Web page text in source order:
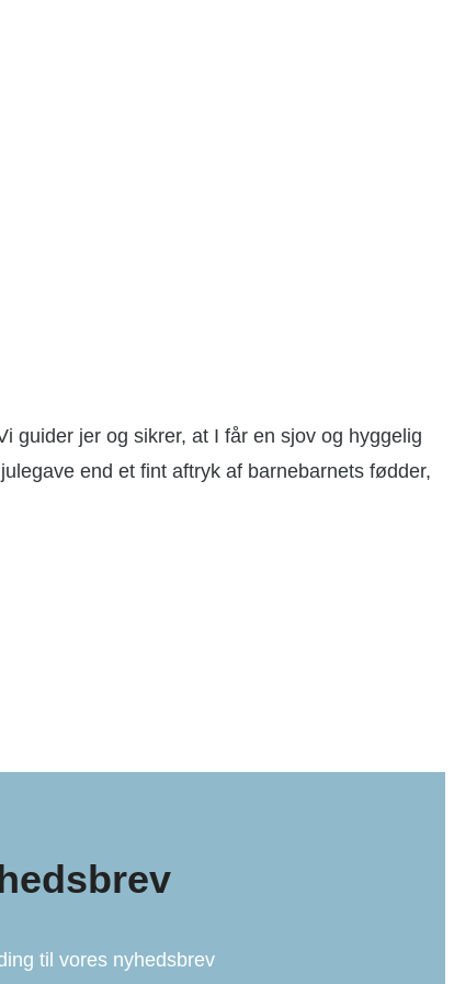
guider jer og sikrer, at I får en sjov og hyggelig
end et fint aftryk af barnebarnets fødder,
til vores nyhedsbrev